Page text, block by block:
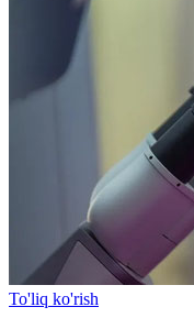
To'liq ko'rish